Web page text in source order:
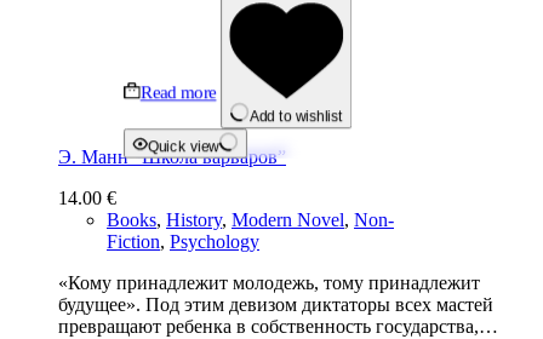
Read more
Add to wishlist
Quick view
Э. Манн “Школа варваров”
14.00 €
Books, History, Modern Novel, Non-
Fiction, Psychology
«Кому принадлежит молодежь, тому принадлежит
будущее». Под этим девизом диктаторы всех мастей
превращают ребенка в собственность государства,…